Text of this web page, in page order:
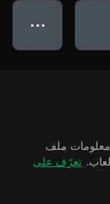
● ● ●
معلومات ملف
تعرّف على